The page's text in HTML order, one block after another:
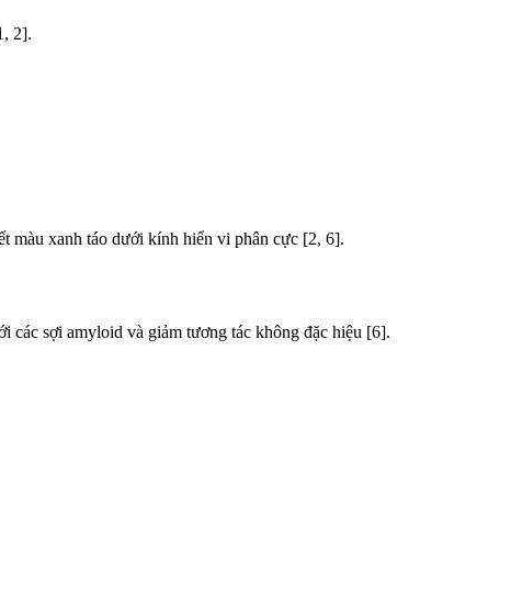
2].
màu xanh táo dưới kính hiển vi phân cực [2, 6].
các sợi amyloid và giảm tương tác không đặc hiệu [6].